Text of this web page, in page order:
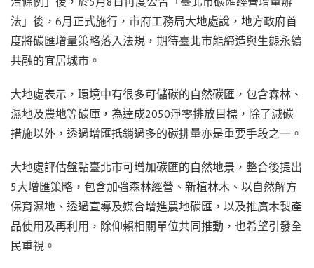
法」後，6月正式施行，市府工務局大地處說，地方政府首
度將碳匯增量策略落入法規，期待臺北市能締造與生態永續
共融的宜居城市。
大地處表示，環境中有很多可儲碳的自然碳匯，包含森林、
濕地及農地等碳庫，為達成2050淨零排放目標，除了減碳
措施以外，透過增匯抵銷過多的碳排量亦是重要手段之一。
大地處評估盤點臺北市可增加碳匯的自然地景，整合後提出
5大增匯策略，包含加強森林經營、新植林木、以自然解方
保育濕地、透過宣導及媒合增進農地碳匯，以及推廣木製產
品使用及再利用，除仰賴相關單位共同推動，也希望引發全
民重視。